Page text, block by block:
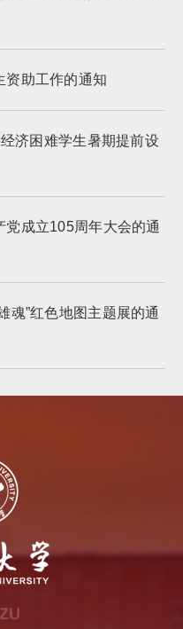
资助工作的通知
济困难学生暑期提前设
成立105周年大会的通
魂”红色地图主题展的通